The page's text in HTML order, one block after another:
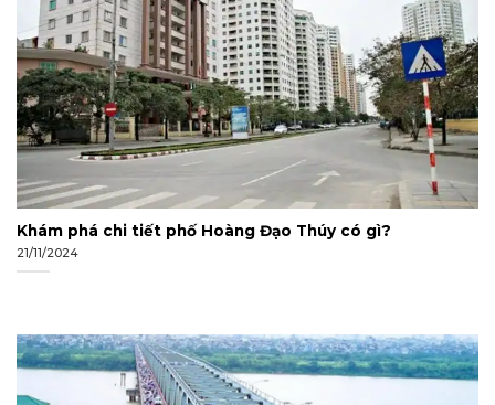
Khám phá chi tiết phố Hoàng Đạo Thúy có gì?
21/11/2024